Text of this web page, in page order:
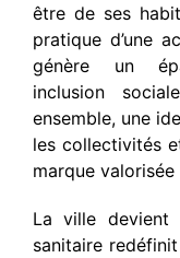
être de ses
pratique d’une
génère un
inclusion
ensemble, une
les collectivités
marque valorisée
La ville
sanitaire